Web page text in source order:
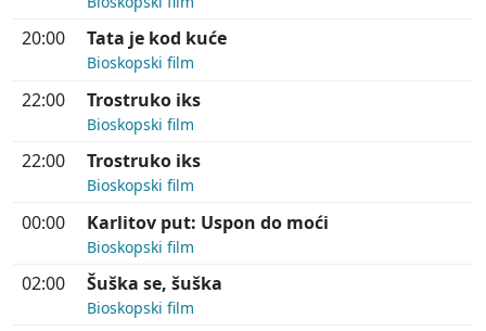
20:00 Tata je kod kuće
Bioskopski film
22:00 Trostruko iks
Bioskopski film
22:00 Trostruko iks
Bioskopski film
00:00 Karlitov put: Uspon do moći
Bioskopski film
02:00 Šuška se, šuška
Bioskopski film